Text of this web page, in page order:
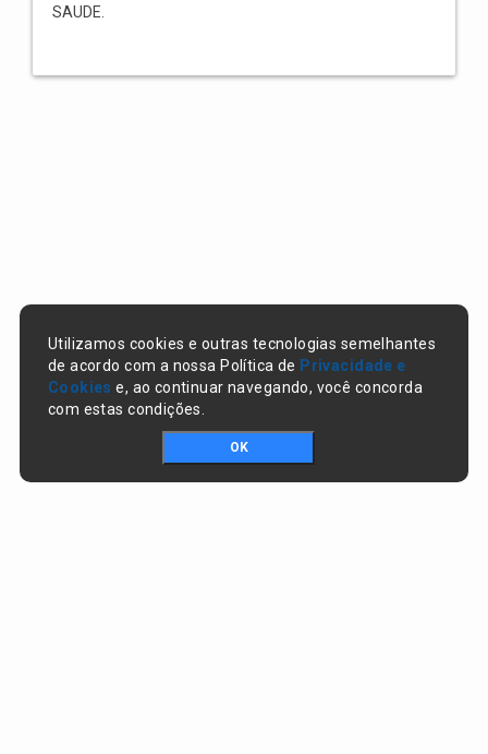
SAUDE.
Utilizamos cookies e outras tecnologias semelhantes
de acordo com a nossa Política de Privacidade e
Cookies e, ao continuar navegando, você concorda
com estas condições.
OK